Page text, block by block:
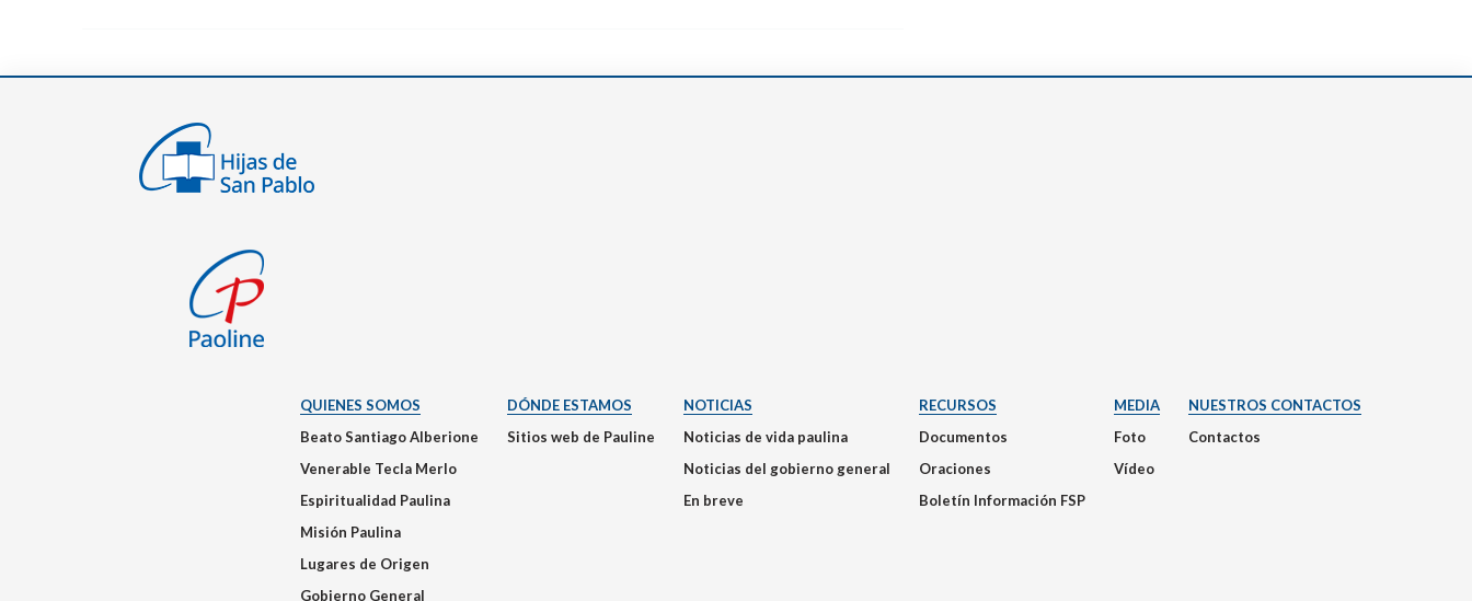
QUIENES SOMOS
Beato Santiago Alberione
Venerable Tecla Merlo
Espiritualidad Paulina
Misión Paulina
Lugares de Origen
Gobierno General
DÓNDE ESTAMOS
Sitios web de Pauline
NOTICIAS
Noticias de vida paulina
Noticias del gobierno general
En breve
RECURSOS
Documentos
Oraciones
Boletín Información FSP
MEDIA
Foto
Vídeo
NUESTROS CONTACTOS
Contactos